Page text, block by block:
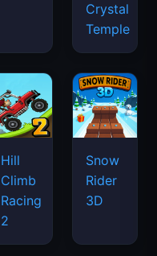
Crystal
Temple
Hill
Climb
Racing
2
Snow
Rider
3D